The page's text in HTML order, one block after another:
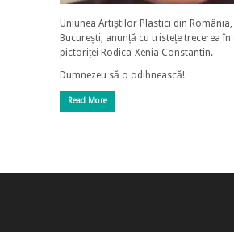
Uniunea Artiștilor Plastici din
București, anunță cu tristețe trecerea
pictoriței Rodica-Xenia Constantin.
Dumnezeu să o odihnească!
Read More